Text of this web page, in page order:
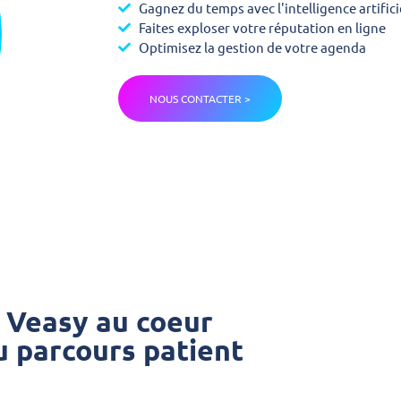
Gagnez du temps avec l'intelligence
Faites exploser votre réputation en ligne
Optimisez la gestion de votre agenda
NOUS CONTACTER >
Veasy au coeur
parcours patient